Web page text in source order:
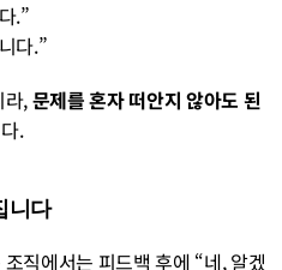
.”
다.”
라, 문제를 혼자 떠안지 않아도 된
.
니다
직에서는 피드백 후에 “네, 알겠